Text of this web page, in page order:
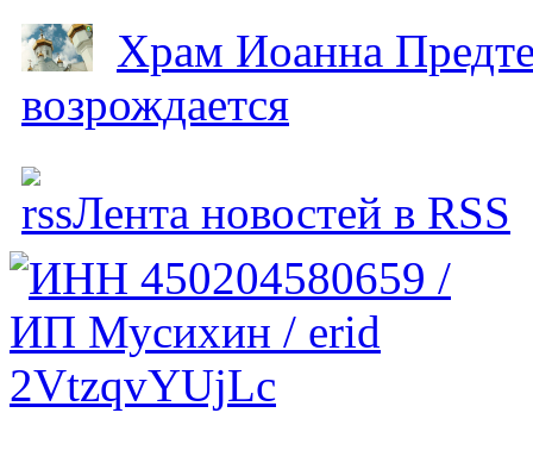
Храм Иоанна
возрождается
Лента новостей в RSS